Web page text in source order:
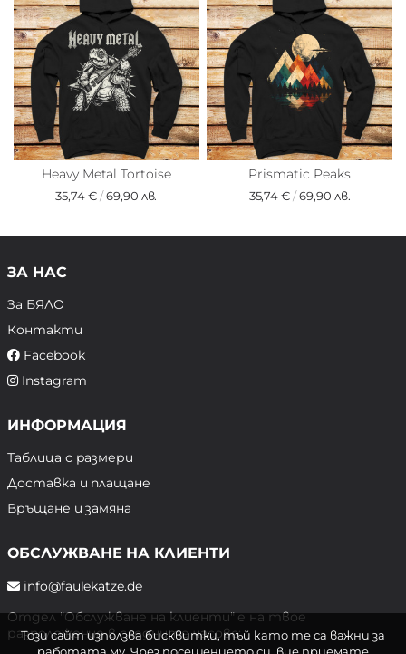
Heavy Metal Tortoise
35,74 €/69,90 лв.
Prismatic Peaks
35,74 €/69,90 лв.
ЗА НАС
За БЯЛО
Контакти
Facebook
Instagram
ИНФОРМАЦИЯ
Таблица с размери
Доставка и плащане
Връщане и замяна
ОБСЛУЖВАНЕ НА КЛИЕНТИ
info@faulekatze.de
Отдел "Обслужване на клиенти" е на твое
разположение в следните часове:
Този сайт използва бисквитки, тъй като те са важни за